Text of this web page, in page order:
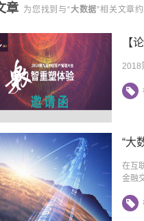
章 为您找到与“大数据”相关文章
【
2018
“大
在互
金融